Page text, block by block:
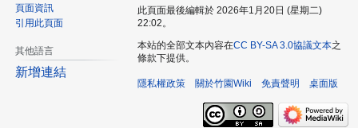
頁面資訊
引用此頁面
其他語言
新增連結
此頁面最後編輯於 2026年1月20日 (星期二)
22:02。
本站的全部文本內容在CC BY-SA 3.0協議文本之
條款下提供。
隱私權政策 關於竹園Wiki 免責聲明 桌面版